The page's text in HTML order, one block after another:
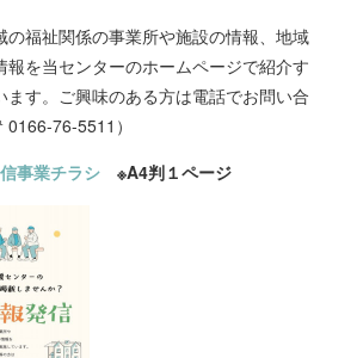
福祉関係の事業所や施設の情報、地域
報を当センターのホームページで紹介す
ます。ご興味のある方は電話でお問い合
76-5511）
事業チラシ ※A4判１ページ